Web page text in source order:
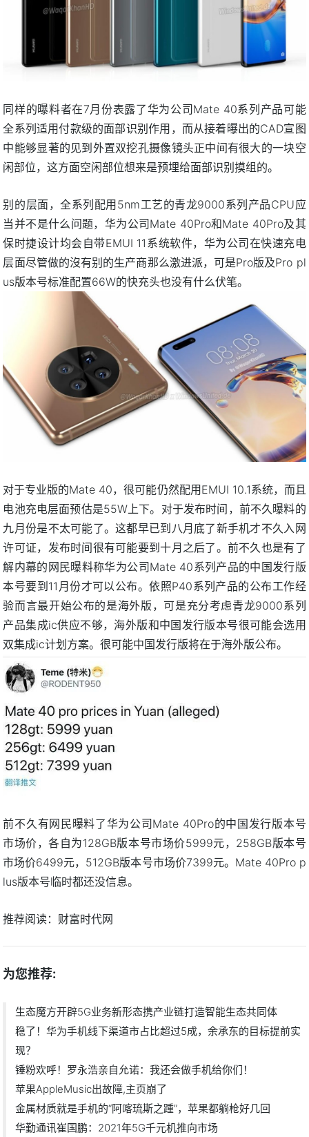
同样的曝料者在7月份表露了华为公司Mate 40系列产品可能
全系列适用付款级的面部识别作用，而从接着曝出的CAD宣图
中能够显著的见到外置双挖孔摄像镜头正中间有很大的一块空
闲部位，这方面空闲部位想来是预埋给面部识别摸组的。
别的层面，全系列配用5nm工艺的青龙9000系列产品CPU应
当并不是什么问题，华为公司Mate 40Pro和Mate 40Pro及其
保时捷设计均会自带EMUI 11系统软件，华为公司在快速充电
层面尽管做的沒有别的生产商那么激进派，可是Pro版及Pro pl
us版本号标准配置66W的快充头也没有什么伏笔。
对于专业版的Mate 40，很可能仍然配用EMUI 10.1系统，而且
电池充电层面预估是55W上下。对于发布时间，前不久曝料的
九月份是不太可能了。这都早已到八月底了新手机才不久入网
许可证，发布时间很有可能要到十月之后了。前不久也是有了
解内幕的网民曝料称华为公司Mate 40系列产品的中国发行版
本号要到11月份才可以公布。依照P40系列产品的公布工作经
验而言最开始公布的是海外版，可是充分考虑青龙9000系列
产品集成ic供应不够，海外版和中国发行版本号很可能会选用
双集成ic计划方案。很可能中国发行版将在于海外版公布。
前不久有网民曝料了华为公司Mate 40Pro的中国发行版本号
市场价，各自为128GB版本号市场价5999元，258GB版本号
市场价6499元，512GB版本号市场价7399元。Mate 40Pro p
lus版本号临时都还没信息。
推荐阅读： 财富时代网
为您推荐:
生态魔方开辟5G业务新形态携产业链打造智能生态共同体
稳了！华为手机线下渠道市占比超过5成，余承东的目标提前实
现？
锤粉欢呼！罗永浩亲自允诺：我还会做手机给你们！
苹果AppleMusic出故障,主页崩了
金属材质就是手机的“阿喀琉斯之踵”，苹果都躺枪好几回
华勤通讯崔国鹏：2021年5G千元机推向市场